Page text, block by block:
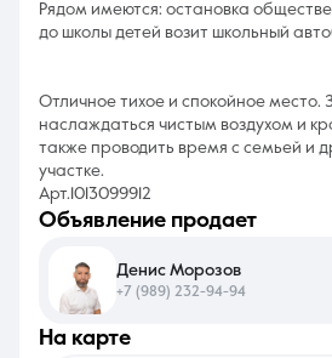
Рядом имеются: остановка
до школы детей возит школьный
Отличное тихое и спокойное место.
наслаждаться чистым воздухом и
также проводить время с семьей и
участке.
Арт.1013099912
на карте
объявление продает
Денис Морозов
+7 (989) 232-94-94